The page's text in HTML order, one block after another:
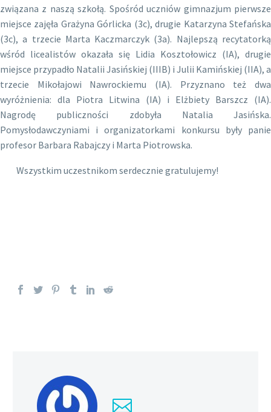
związana z naszą szkołą. Spośród uczniów gimnazjum pierwsze
miejsce zajęła Grażyna Górlicka (3c), drugie Katarzyna Stefańska
(3c), a trzecie Marta Kaczmarczyk (3a). Najlepszą recytatorką
wśród licealistów okazała się Lidia Kosztołowicz (IA), drugie
miejsce przypadło Natalii Jasińskiej (IIIB) i Julii Kamińskiej (IIA), a
trzecie Mikołajowi Nawrockiemu (IA). Przyznano też dwa
wyróżnienia: dla Piotra Litwina (IA) i Elżbiety Barszcz (IA).
Nagrodę publiczności zdobyła Natalia Jasińska.
Pomysłodawczyniami i organizatorkami konkursu były panie
profesor Barbara Rabajczy i Marta Piotrowska.
Wszystkim uczestnikom serdecznie gratulujemy!